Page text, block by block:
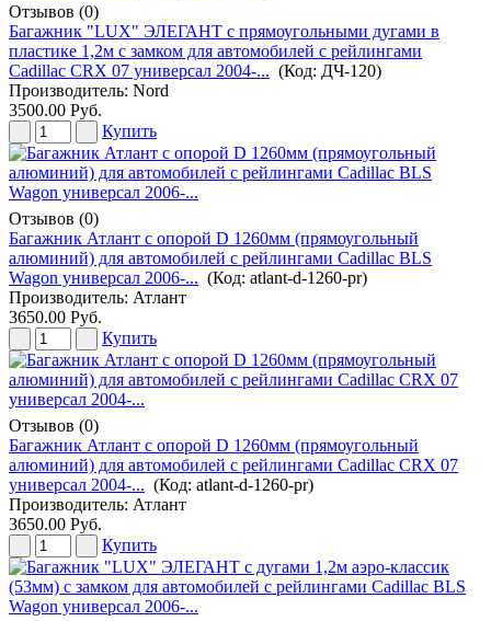
Отзывов (0)
Багажник "LUX" ЭЛЕГАНТ с прямоугольными дугами в
пластике 1,2м с замком для автомобилей с рейлингами
Cadillac CRX 07 универсал 2004-... (Код: ДЧ-120)
Производитель: Nord
3500.00 Руб.
Купить
Отзывов (0)
Багажник Атлант с опорой D 1260мм (прямоугольный
алюминий) для автомобилей с рейлингами Cadillac BLS
Wagon универсал 2006-... (Код: atlant-d-1260-pr)
Производитель: Атлант
3650.00 Руб.
Купить
Отзывов (0)
Багажник Атлант с опорой D 1260мм (прямоугольный
алюминий) для автомобилей с рейлингами Cadillac CRX 07
универсал 2004-... (Код: atlant-d-1260-pr)
Производитель: Атлант
3650.00 Руб.
Купить